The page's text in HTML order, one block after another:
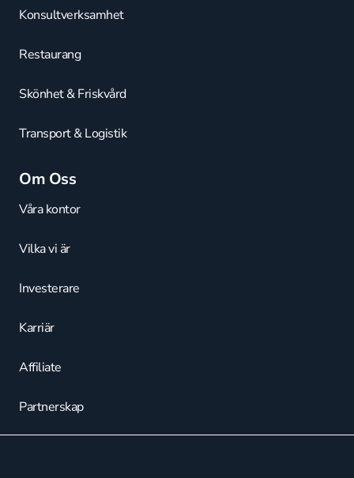
Konsultverksamhet
Restaurang
Skönhet & Friskvård
Transport & Logistik
Om Oss
Våra kontor
Vilka vi är
Investerare
Karriär
Affiliate
Partnerskap